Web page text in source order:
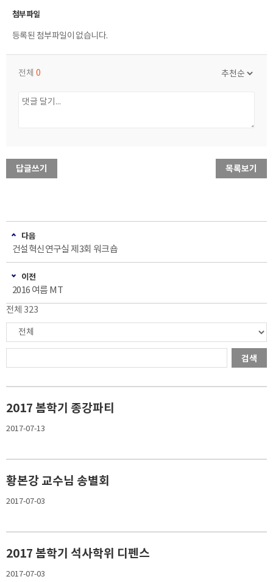
등록된 첨부파일이 없습니다.
전체 0
답글쓰기 목록보기
다음
건설혁신연구실 제3회 워크숍
이전
2016 여름 MT
전체 323
검색
2017 봄학기 종강파티
2017-07-13
황본강 교수님 송별회
2017-07-03
2017 봄학기 석사학위 디펜스
2017-07-03